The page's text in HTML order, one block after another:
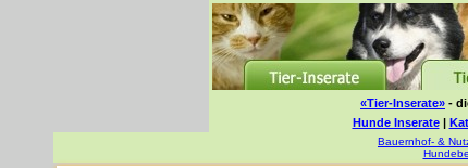
«Tier-Inserate» -
Hunde Inserate|
Bauernhof- &